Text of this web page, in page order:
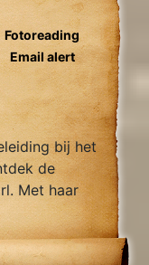
Fotoreading
Email alert
bij het
de
Met haar
het